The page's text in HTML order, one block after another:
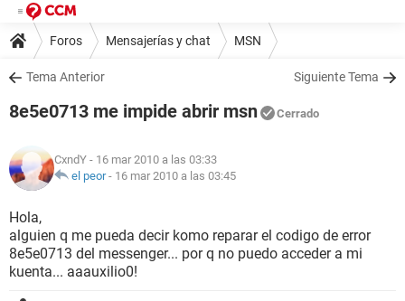
Foros Mensajerías y chat MSN
Tema Anterior Siguiente Tema
8e5e0713 me impide abrir msn Cerrado
CxndY - 16 mar 2010 a las 03:33
el peor- 16 mar 2010 a las 03:45
Hola,
alguien q me pueda decir komo reparar el codigo de error
8e5e0713 del messenger... por q no puedo acceder a mi
kuenta... aaauxilio0!